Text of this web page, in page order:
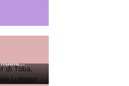
di Toba,